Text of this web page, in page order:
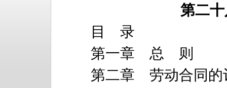
第二
目 录
第一章 总 则
第二章 劳动合同的